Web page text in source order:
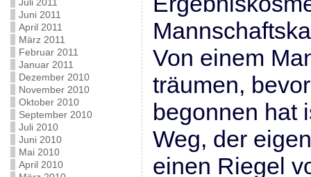
Juni 2011
April 2011
März 2011
Februar 2011
Januar 2011
Dezember 2010
November 2010
Oktober 2010
September 2010
Juli 2010
Juni 2010
Mai 2010
April 2010
Von einem
träumen,
begonnen hat
Weg, der
einen Riegel